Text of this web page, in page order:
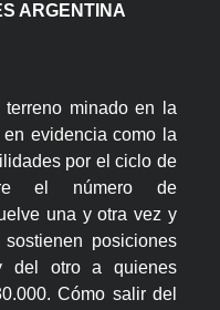
ARGENTINA
minado en la
evidencia como la
por el ciclo de
el número de
una y otra vez y
posiciones
del otro a quienes
Cómo salir del